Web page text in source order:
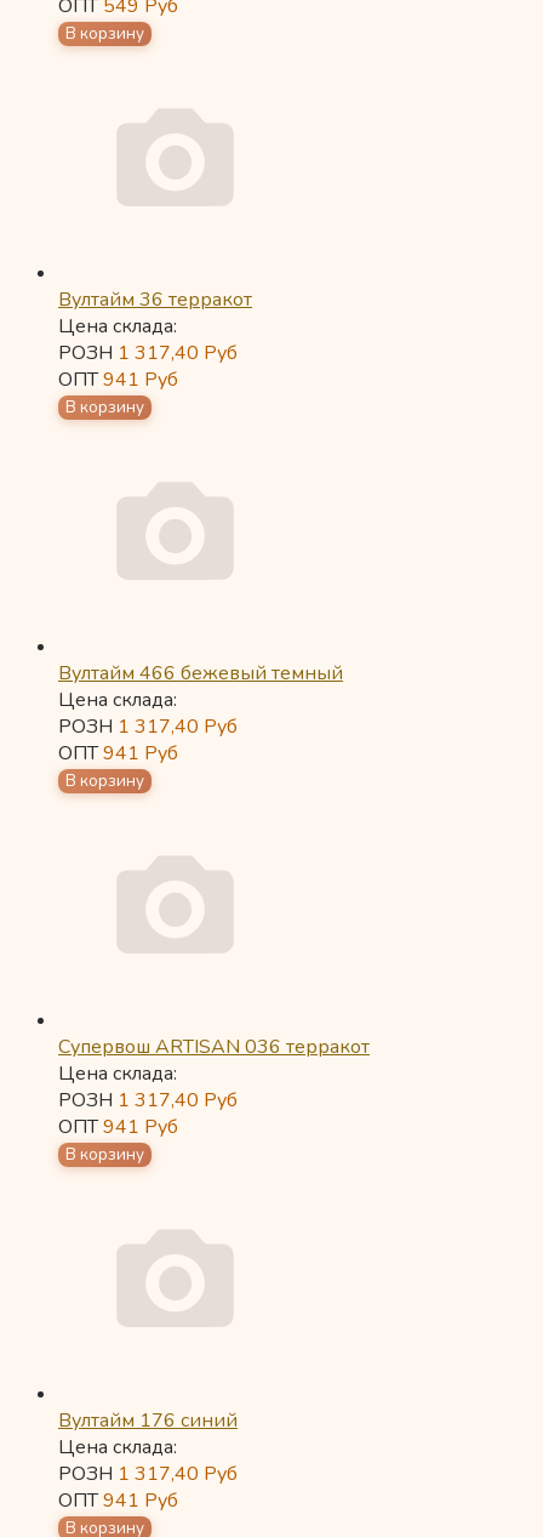
ОПТ549 Руб
Вултайм 36 терракот
Цена склада:
РОЗН 1 317,40 Руб
ОПТ941 Руб
Вултайм 466 бежевый темный
Цена склада:
РОЗН 1 317,40 Руб
ОПТ941 Руб
Супервош ARTISAN 036 терракот
Цена склада:
РОЗН 1 317,40 Руб
ОПТ941 Руб
Вултайм 176 синий
Цена склада:
РОЗН 1 317,40 Руб
ОПТ941 Руб